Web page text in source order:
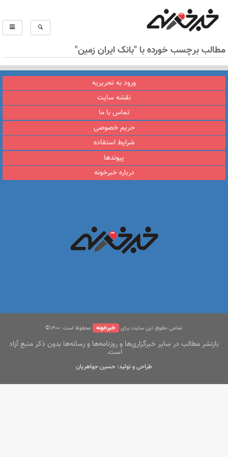
مطالب برچسب خورده با "بانک ایران زمین"
ورود به تحریریه
نقشه سایت
تماس با ما
حریم خصوصی
شرایط استفاده
پیوندها
درباره خبرخونه
تمامی حقوق این سایت برای خبرخونه محفوظ است. ۱400©
بازنشر مطالب در سایر خبرگزاری‌ها و روزنامه‌ها و رسانه‌ها بدون ذکر منبع آزاد
است.
طراحی و تولید: حسین جواهریان